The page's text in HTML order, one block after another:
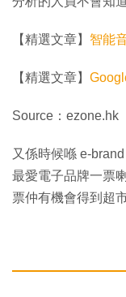
【精選文章】 智能
【精選文章】
Source：ezone.hk
又係時候喺 e-
最愛電子品牌一票
票仲有機會得到超